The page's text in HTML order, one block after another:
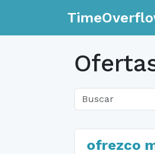
ofrezco